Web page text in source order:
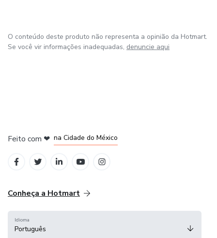
Vinheta de Abertura e Fechamento, Lower Thirds
Personalizadas, Animações ilustrativas, legendas, ajuste
Criador do Curso Universo Freelancer.
O conteúdo deste produto não representa a opinião da Hotmart.
Se você vir informações inadequadas, denuncie aqui
Feito com ❤ na Cidade do México
Conheça a Hotmart
Idioma
Português